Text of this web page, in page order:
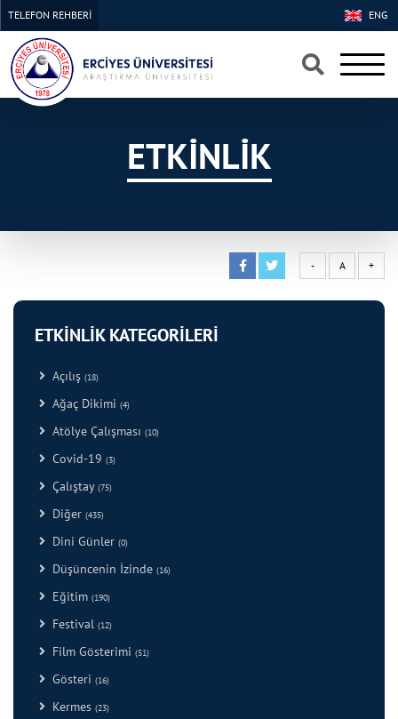
×
×
ENG
TELEFON REHBERİ
ETKİNLİK
- A +
ETKİNLİK KATEGORİLERİ
Açılış (18)
Ağaç Dikimi (4)
Atölye Çalışması (10)
Covid-19 (3)
Çalıştay (75)
Diğer (435)
Dini Günler (0)
Düşüncenin İzinde (16)
Eğitim (190)
Festival (12)
Film Gösterimi (51)
Gösteri (16)
Kermes (23)